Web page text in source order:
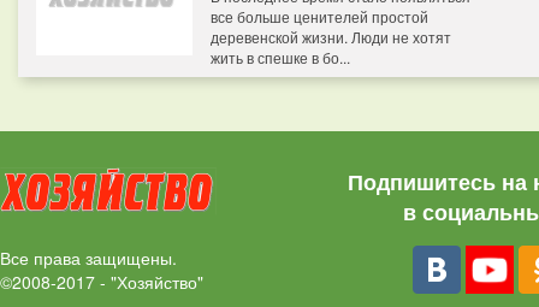
все больше ценителей простой
деревенской жизни. Люди не хотят
жить в спешке в бо...
Все права защищены.
©2008-2017 - "Хозяйство"
Подпишитесь на
в